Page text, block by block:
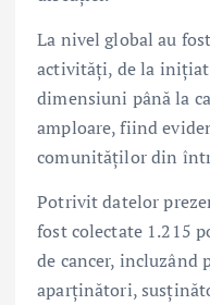
La nivel global au
activități, de la
dimensiuni până la
amploare, fiind
comunităților din
Potrivit datelor
fost colectate 1.215
de cancer,
aparținători,